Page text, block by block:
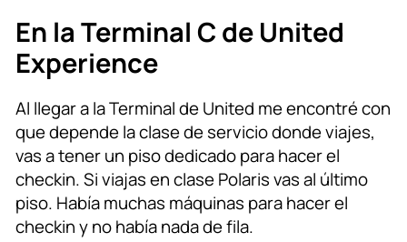
En la Terminal C de United
Experience
Al llegar a la Terminal de United me encontré con
que depende la clase de servicio donde viajes,
vas a tener un piso dedicado para hacer el
checkin. Si viajas en clase Polaris vas al último
piso. Había muchas máquinas para hacer el
checkin y no había nada de fila.